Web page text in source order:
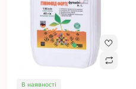
В наявності